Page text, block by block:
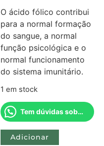
O ácido fólico contribui
para a normal formação
do sangue, a normal
função psicológica e o
normal funcionamento
do sistema imunitário.
1 em stock
Tem dúvidas sobre este produto?
Adicionar